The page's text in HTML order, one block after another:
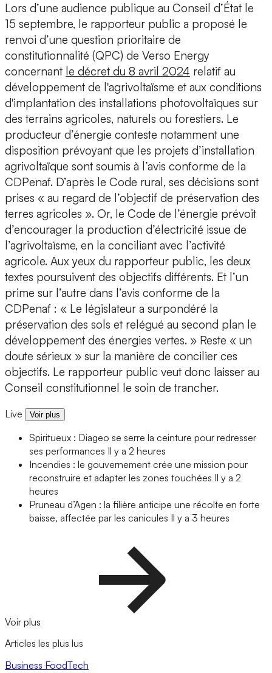
Lors d’une audience publique au Conseil d’État le
15 septembre, le rapporteur public a proposé le
renvoi d’une question prioritaire de
constitutionnalité (QPC) de Verso Energy
concernant le décret du 8 avril 2024 relatif au
développement de l'agrivoltaïsme et aux conditions
d'implantation des installations photovoltaïques sur
des terrains agricoles, naturels ou forestiers. Le
producteur d’énergie conteste notamment une
disposition prévoyant que les projets d’installation
agrivoltaïque sont soumis à l’avis conforme de la
CDPenaf. D’après le Code rural, ses décisions sont
prises « au regard de l’objectif de préservation des
terres agricoles ». Or, le Code de l’énergie prévoit
d’encourager la production d’électricité issue de
l’agrivoltaïsme, en la conciliant avec l’activité
agricole. Aux yeux du rapporteur public, les deux
textes poursuivent des objectifs différents. Et l’un
prime sur l’autre dans l’avis conforme de la
CDPenaf : « Le législateur a surpondéré la
préservation des sols et relégué au second plan le
développement des énergies vertes. » Reste « un
doute sérieux » sur la manière de concilier ces
objectifs. Le rapporteur public veut donc laisser au
Conseil constitutionnel le soin de trancher.
Live Voir plus
Spiritueux : Diageo se serre la ceinture pour redresser
ses performances Il y a 2 heures
Incendies : le gouvernement crée une mission pour
reconstruire et adapter les zones touchées Il y a 2
heures
Pruneau d’Agen : la filière anticipe une récolte en forte
baisse, affectée par les canicules Il y a 3 heures
Voir plus
Articles les plus lus
Business FoodTech